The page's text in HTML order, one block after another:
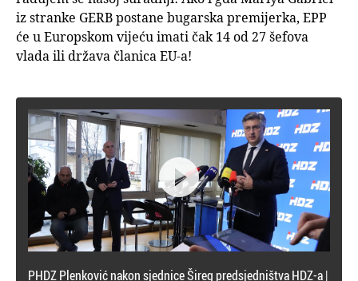
iz stranke GERB postane bugarska premijerka, EPP
će u Europskom vijeću imati čak 14 od 27 šefova
vlada ili država članica EU-a!

PHDZ Plenković nakon sjednice Šireg predsjedništva HDZ-a |